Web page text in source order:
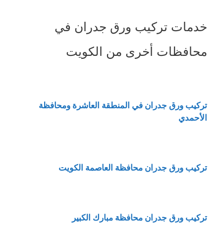
خدمات تركيب ورق جدران في
محافظات أخرى من الكويت
تركيب ورق جدران في المنطقة العاشرة ومحافظة
الأحمدي
تركيب ورق جدران محافظة العاصمة الكويت
تركيب ورق جدران محافظة مبارك الكبير